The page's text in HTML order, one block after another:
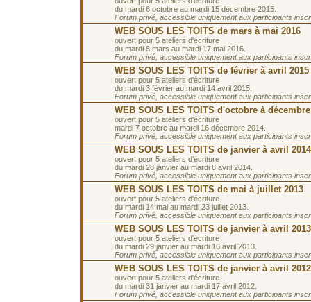
du mardi 6 octobre au mardi 15 décembre 2015.
Forum privé, accessible uniquement aux participants
WEB SOUS LES TOITS de mars à mai 2016
ouvert pour 5 ateliers d'écriture
du mardi 8 mars au mardi 17 mai 2016.
Forum privé, accessible uniquement aux participants
WEB SOUS LES TOITS de février à avril 2015
ouvert pour 5 ateliers d'écriture
du mardi 3 février au mardi 14 avril 2015.
Forum privé, accessible uniquement aux participants
WEB SOUS LES TOITS d'octobre à décembre
ouvert pour 5 ateliers d'écriture
mardi 7 octobre au mardi 16 décembre 2014.
Forum privé, accessible uniquement aux participants
WEB SOUS LES TOITS de janvier à avril 2014
ouvert pour 5 ateliers d'écriture
du mardi 28 janvier au mardi 8 avril 2014.
Forum privé, accessible uniquement aux participants
WEB SOUS LES TOITS de mai à juillet 2013
ouvert pour 5 ateliers d'écriture
du mardi 14 mai au mardi 23 juillet 2013.
Forum privé, accessible uniquement aux participants
WEB SOUS LES TOITS de janvier à avril 2013
ouvert pour 5 ateliers d'écriture
du mardi 29 janvier au mardi 16 avril 2013.
Forum privé, accessible uniquement aux participants
WEB SOUS LES TOITS de janvier à avril 2012
ouvert pour 5 ateliers d'écriture
du mardi 31 janvier au mardi 17 avril 2012.
Forum privé, accessible uniquement aux participants